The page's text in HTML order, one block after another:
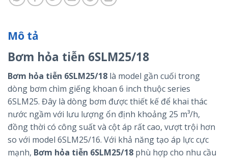
Mô tả
Bơm hỏa tiễn 6SLM25/18
Bơm hỏa tiễn 6SLM25/18 là model gần cuối trong
dòng bơm chìm giếng khoan 6 inch thuộc series
6SLM25. Đây là dòng bơm được thiết kế để khai thác
nước ngầm với lưu lượng ổn định khoảng 25 m³/h,
đồng thời có công suất và cột áp rất cao, vượt trội hơn
so với model 6SLM25/16. Với khả năng tạo áp lực cực
mạnh, Bơm hỏa tiễn 6SLM25/18 phù hợp cho nhu cầu